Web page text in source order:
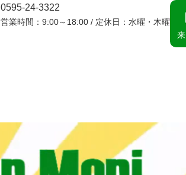
0595-24-3322
営業時間：9:00～18:00 / 定休日：水曜・木曜